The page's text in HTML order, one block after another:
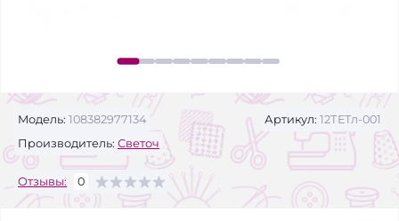
Модель: 108382977134 Артикул: 12ТЕТл-001
Производитель: Светоч
Отзывы: 0